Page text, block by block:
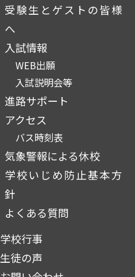
受験生とゲストの皆様
へ
入試情報
WEB出願
入試説明会等
進路サポート
アクセス
バス時刻表
気象警報による休校
学校いじめ防止基本方
針
よくある質問
学校行事
生徒の声